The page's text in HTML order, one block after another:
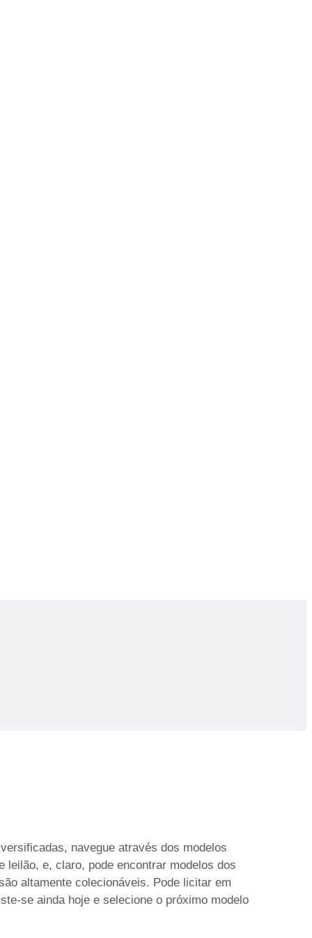
navegue através dos modelos
leilão, e, claro, pode encontrar modelos dos
altamente colecionáveis. Pode licitar em
se ainda hoje e selecione o próximo modelo